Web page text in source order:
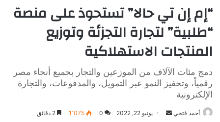
“إم إن تي حالا” تستحوذ على منصة
“طلبية” لتجارة التجزئة وتوزيع
المنتجات الاستهلاكية
دمج مئات الآلاف من الموزعين والتجار بجميع أنحاء مصر
رقمياً، وتحفيز النمو عبر التمويل، والمدفوعات، والتجارة
الإلكترونية
أحمد فتحي
أرسل يونيو 22, 2022 0 1٬075